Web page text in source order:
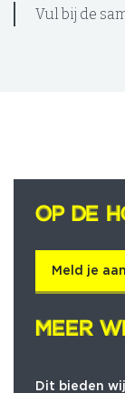
Vul bij de
OP DE
OP DE
Meld je
MEER
MEER
Dit bieden wij